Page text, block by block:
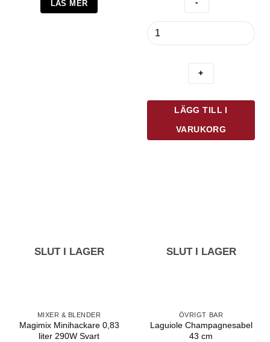
LÄS MER
Lökhållare
LÄGG TILL I
VARUKORG
SLUT I LAGER
MIXER & BLENDER
Magimix Minihackare 0,83
liter 290W Svart
SLUT I LAGER
ÖVRIGT BAR
Laguiole Champagnesabel
43 cm